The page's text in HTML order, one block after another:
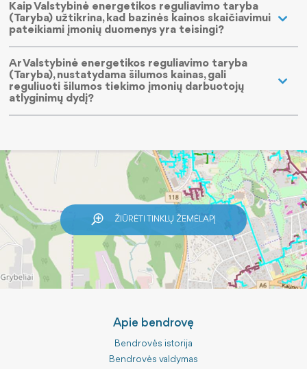
Kaip Valstybinė energetikos reguliavimo taryba
(Taryba) užtikrina, kad bazinės kainos skaičiavimui
pateikiami įmonių duomenys yra teisingi?
Ar Valstybinė energetikos reguliavimo taryba
(Taryba), nustatydama šilumos kainas, gali
reguliuoti šilumos tiekimo įmonių darbuotojų
atlyginimų dydį?
ŽIŪRĖTI TINKLŲ ŽEMĖLAPĮ
Apie bendrovę
Bendrovės istorija
Bendrovės valdymas